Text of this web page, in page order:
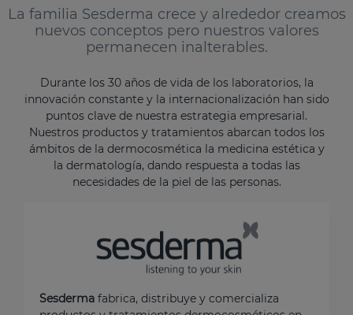
La familia Sesderma crece y alrededor creamos
nuevos conceptos pero nuestros valores
permanecen inalterables.
Durante los 30 años de vida de los laboratorios, la
innovación constante y la internacionalización han sido
puntos clave de nuestra estrategia empresarial.
Nuestros productos y tratamientos abarcan todos los
ámbitos de la dermocosmética la medicina estética y
la dermatología, dando respuesta a todas las
necesidades de la piel de las personas.
Sesderma fabrica, distribuye y comercializa